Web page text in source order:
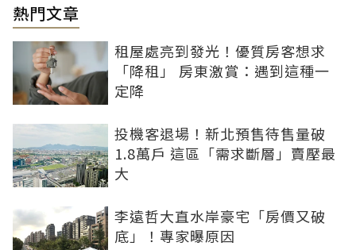
熱門文章
租屋處亮到發光！優質房客想求
「降租」 房東激賞：遇到這種一
定降
投機客退場！新北預售待售量破
1.8萬戶 這區「需求斷層」賣壓最
大
李遠哲大直水岸豪宅「房價又破
底」！專家曝原因